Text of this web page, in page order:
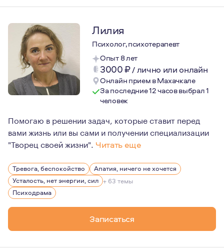
Лилия
Психолог, психотерапевт
Опыт 8 лет
3000₽/лично или онлайн
Онлайн прием в Махачкале
За последние 12 часов выбрал 1
человек
Помогаю в решении задач, которые ставит перед
вами жизнь или вы сами и получении специализации
"Творец своей жизни". Читать еще
Психотерапия является для меня способом
Профессиональные ценности: этика,
Основные принципы моего отношения к клиенту:
Тревога, беспокойство
Апатия, ничего не хочется
Усталость, нет энергии, сил + 63 темы
Психодрама
Записаться